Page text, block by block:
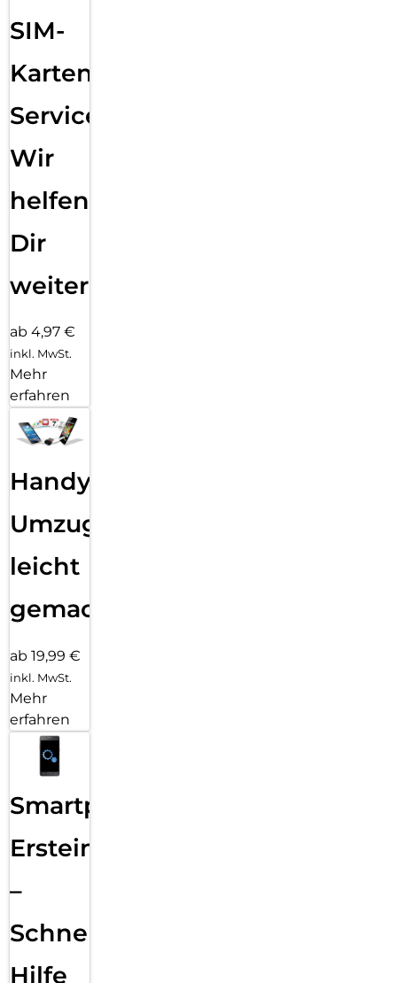
SIM-
Karten
Service:
Wir
helfen
Dir
weiter
ab 4,97 €
inkl. MwSt.
Mehr
erfahren
Handy
Umzug
leicht
gemacht!
ab 19,99 €
inkl. MwSt.
Mehr
erfahren
Smartphone
Ersteinrichtung
–
Schnelle
Hilfe